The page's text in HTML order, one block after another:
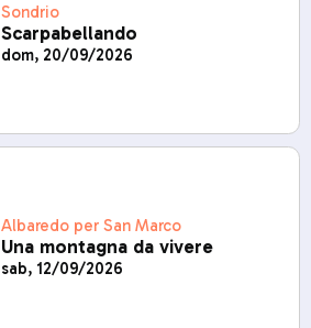
Sondrio
Scarpabellando
dom, 20/09/2026
Albaredo per San Marco
Una montagna da vivere
sab, 12/09/2026